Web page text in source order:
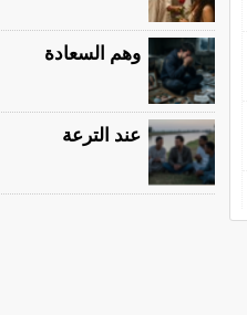
وهم السعادة
عند الترعة